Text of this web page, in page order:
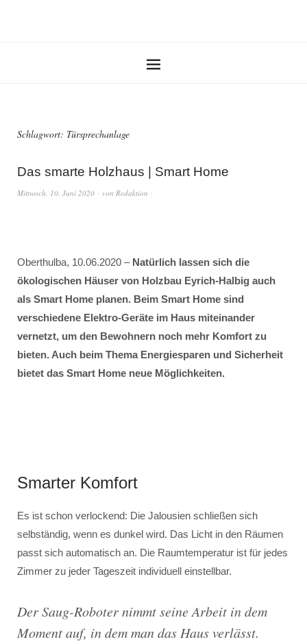
Schlagwort: Türsprechanlage
Das smarte Holzhaus | Smart Home
Mittwoch, 10. Juni 2020 von Redaktion
Oberthulba, 10.06.2020 – Natürlich lassen sich die
ökologischen Häuser von Holzbau Eyrich-Halbig auch
als Smart Home planen. Beim Smart Home sind
verschiedene Elektro-Geräte im Haus miteinander
vernetzt, um den Bewohnern noch mehr Komfort zu
bieten. Auch beim Thema Energiesparen und Sicherheit
bietet das Smart Home neue Möglichkeiten.
Smarter Komfort
Es ist schon verlockend: Die Jalousien schließen sich
selbständig, wenn es dunkel wird. Das Licht in den Räumen
passt sich automatisch an. Die Raumtemperatur ist für jedes
Zimmer zu jeder Tageszeit individuell einstellbar.
Der Saug-Roboter nimmt seine Arbeit in dem
Moment auf, in dem man das Haus verlässt.